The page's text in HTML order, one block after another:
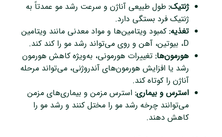
ژنتیک:طول طبیعی آناژن و سرعت رشد مو عمدتاً به
ژنتیک فرد بستگی دارد.
تغذیه:کمبود ویتامین‌ها و مواد معدنی مانند ویتامین
D، بیوتین، آهن و روی می‌تواند رشد مو را کند کند.
هورمون‌ها:تغییرات هورمونی، به‌ویژه کاهش هورمون
رشد یا افزایش هورمون‌های آندروژنی، می‌تواند مرحله
آناژن را کوتاه کند.
استرس و بیماری:استرس مزمن و بیماری‌های مزمن
می‌توانند چرخه رشد مو را مختل کنند و رشد مو را
کاهش دهند.